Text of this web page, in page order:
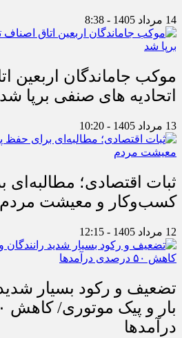
14 مرداد 1405 - 8:38
موکب جاماندگان اربعین
اتحادیه های صنفی برپا شد
13 مرداد 1405 - 10:20
ثبات اقتصادی؛ مطالبه‌ای
کسب‌وکار و معیشت مردم
12 مرداد 1405 - 12:15
تضعیف و رکود بسیار
درآمدها